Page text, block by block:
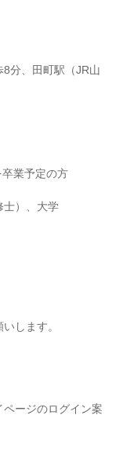
分、田町駅（JR山
業予定の方
士）、大学
します。
ージのログイン案